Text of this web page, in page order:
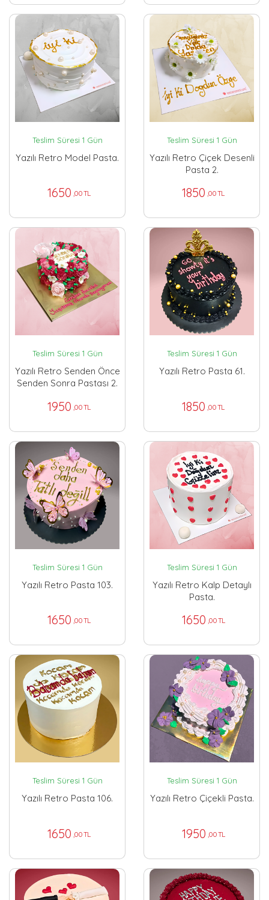
Teslim Süresi 1 Gün
Yazılı Retro Model Pasta.
1650 ,00 TL
Teslim Süresi 1 Gün
Yazılı Retro Çiçek Desenli
Pasta 2.
1850 ,00 TL
Teslim Süresi 1 Gün
Yazılı Retro Senden Önce
Senden Sonra Pastası 2.
1950 ,00 TL
Teslim Süresi 1 Gün
Yazılı Retro Pasta 61.
1850 ,00 TL
Teslim Süresi 1 Gün
Yazılı Retro Pasta 103.
1650 ,00 TL
Teslim Süresi 1 Gün
Yazılı Retro Kalp Detaylı
Pasta.
1650 ,00 TL
Teslim Süresi 1 Gün
Yazılı Retro Pasta 106.
1650 ,00 TL
Teslim Süresi 1 Gün
Yazılı Retro Çiçekli Pasta.
1950 ,00 TL